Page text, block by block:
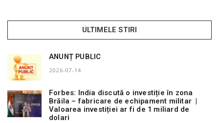
ULTIMELE STIRI
ANUNȚ PUBLIC
2026-07-14
Forbes: India discută o investiție în zona
Brăila – fabricare de echipament militar |
Valoarea investiției ar fi de 1 miliard de
dolari